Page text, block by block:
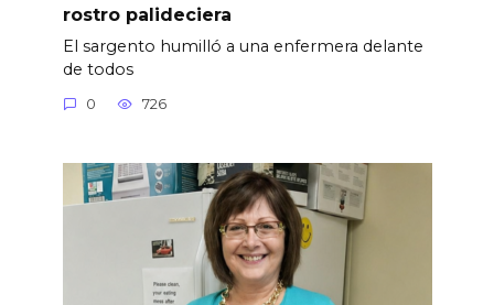
rostro palideciera
El sargento humilló a una enfermera delante
de todos
0 726